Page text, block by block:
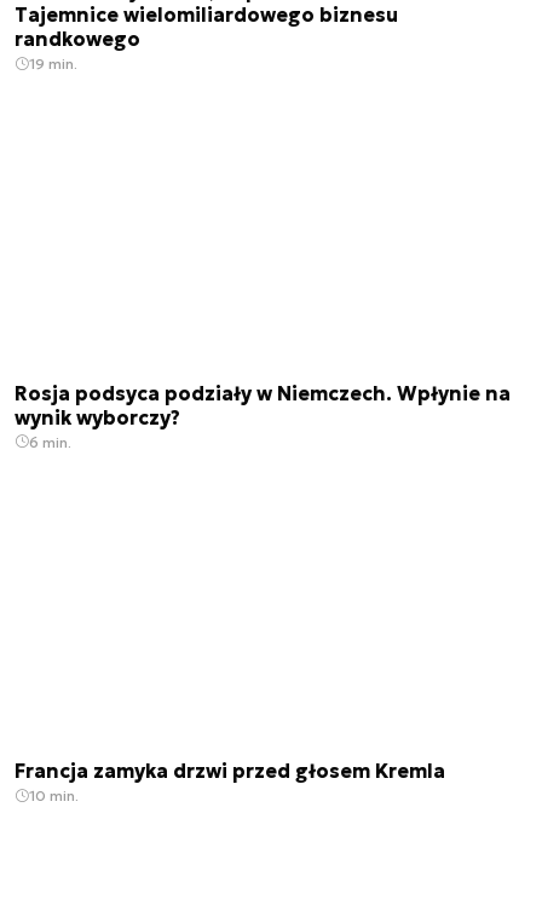
Tajemnice wielomiliardowego biznesu
randkowego
19 min.
Rosja podsyca podziały w Niemczech. Wpłynie na
wynik wyborczy?
6 min.
Francja zamyka drzwi przed głosem Kremla
10 min.